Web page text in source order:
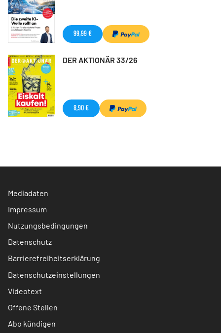
99,99 €
DER AKTIONÄR 33/26
8,90 €
Mediadaten
Impressum
Nutzungsbedingungen
Datenschutz
Barrierefreiheitserklärung
Datenschutzeinstellungen
Videotext
Offene Stellen
Abo kündigen